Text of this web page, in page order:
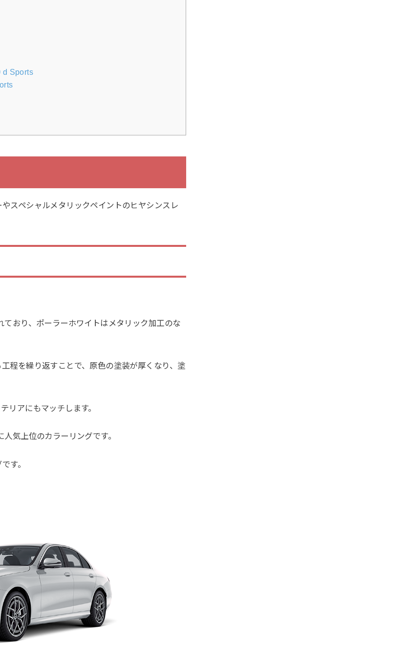
d Sports
スペシャルメタリックペイントのヒヤシンスレ
おり、ポーラーホワイトはメタリック加工のな
程を繰り返すことで、原色の塗装が厚くなり、塗
リアにもマッチします。
気上位のカラーリングです。
す。